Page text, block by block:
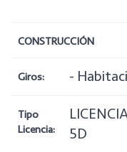
CONSTRUCCIÓN
Giros: -
Tipo
Licencia:
5D